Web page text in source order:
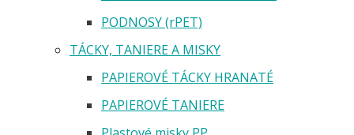
PODNOSY (rPET)
TÁCKY, TANIERE A MISKY
PAPIEROVÉ TÁCKY HRANATÉ
PAPIEROVÉ TANIERE